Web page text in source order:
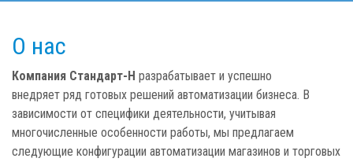
О нас
Компания Стандарт-Н разрабатывает и успешно
внедряет ряд готовых решений автоматизации бизнеса. В
зависимости от специфики деятельности, учитывая
многочисленные особенности работы, мы предлагаем
следующие конфигурации автоматизации магазинов и торговых